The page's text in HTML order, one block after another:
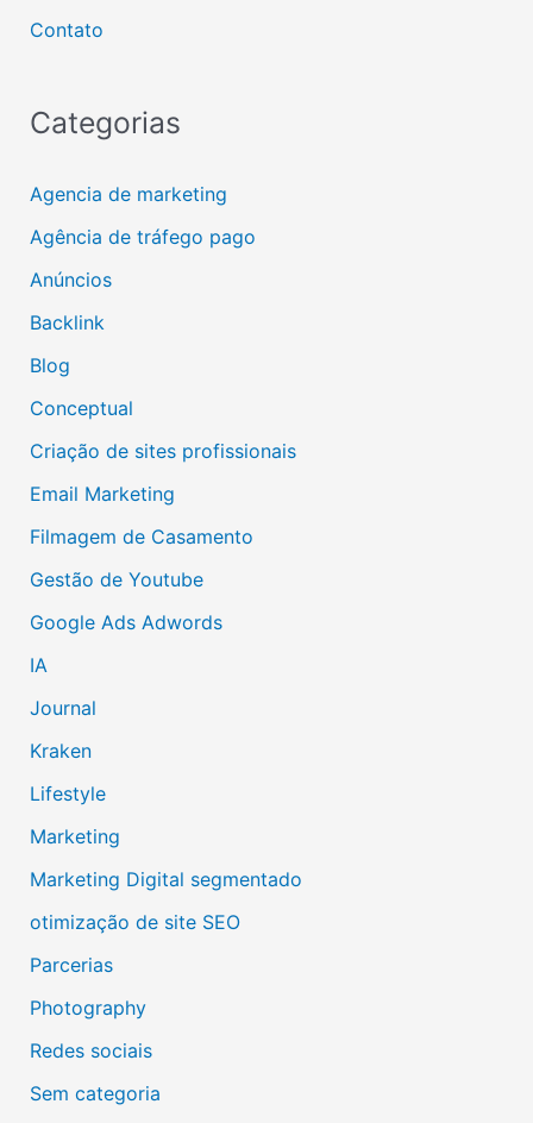
Contato
Categorias
Agencia de marketing
Agência de tráfego pago
Anúncios
Backlink
Blog
Conceptual
Criação de sites profissionais
Email Marketing
Filmagem de Casamento
Gestão de Youtube
Google Ads Adwords
IA
Journal
Kraken
Lifestyle
Marketing
Marketing Digital segmentado
otimização de site SEO
Parcerias
Photography
Redes sociais
Sem categoria